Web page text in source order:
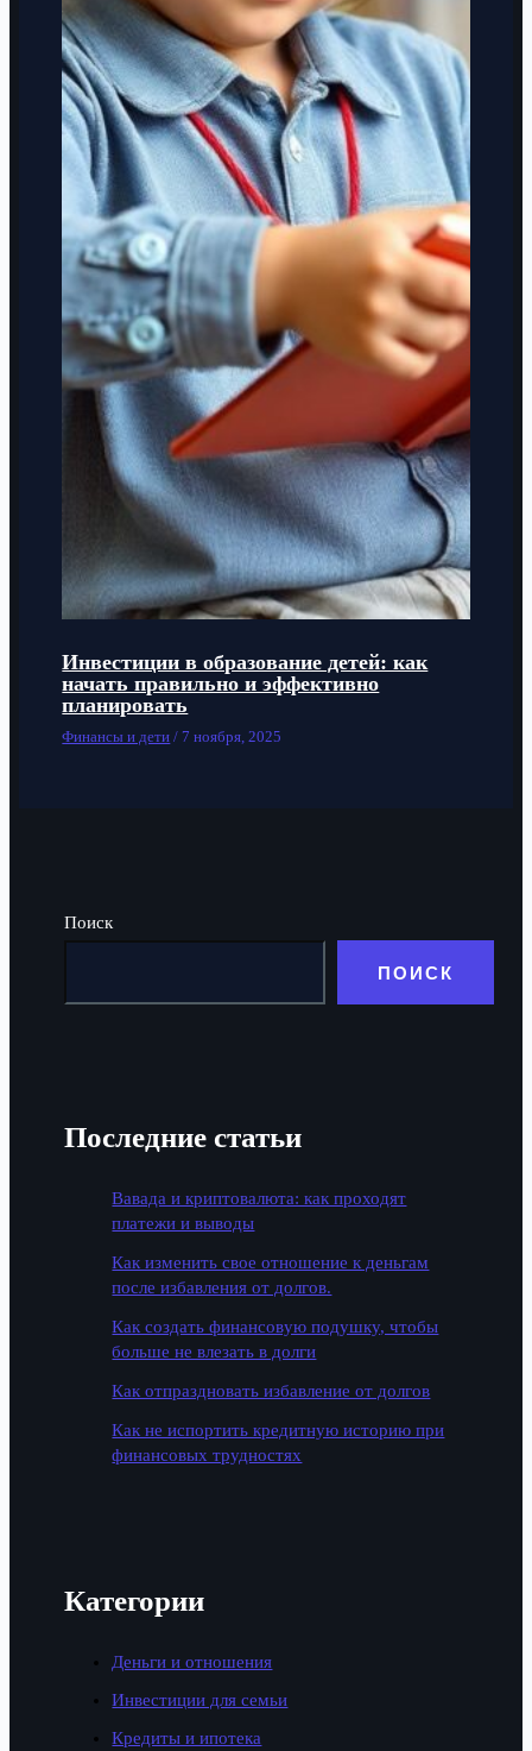
Инвестиции в образование детей: как
начать правильно и эффективно
планировать
Финансы и дети /7 ноября, 2025
Поиск
ПОИСК
Последние статьи
Вавада и криптовалюта: как проходят
платежи и выводы
Как изменить свое отношение к деньгам
после избавления от долгов.
Как создать финансовую подушку, чтобы
больше не влезать в долги
Как отпраздновать избавление от долгов
Как не испортить кредитную историю при
финансовых трудностях
Категории
Деньги и отношения
Инвестиции для семьи
Кредиты и ипотека